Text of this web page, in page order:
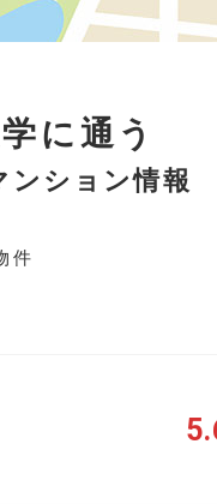
に通う
ンション情報
件